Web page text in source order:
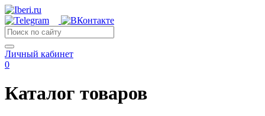
Личный кабинет
0
Каталог товаров